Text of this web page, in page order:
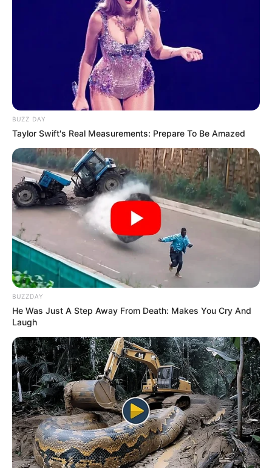
BUZZ DAY
Taylor Swift's Real Measurements: Prepare To Be Amazed
BUZZDAY
He Was Just A Step Away From Death: Makes You Cry And
Laugh